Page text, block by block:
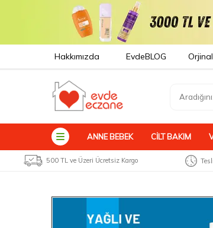
Hakkımızda EvdeBLOG
ANNE BEBEK CILT BAKIM
500 TL ve Üzeri Ücretsiz Kargo